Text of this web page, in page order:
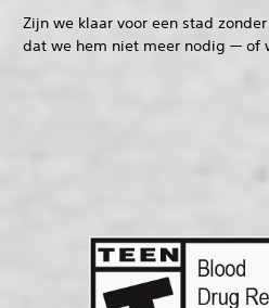
Zijn we klaar voor een stad
dat we hem niet meer nodig — of